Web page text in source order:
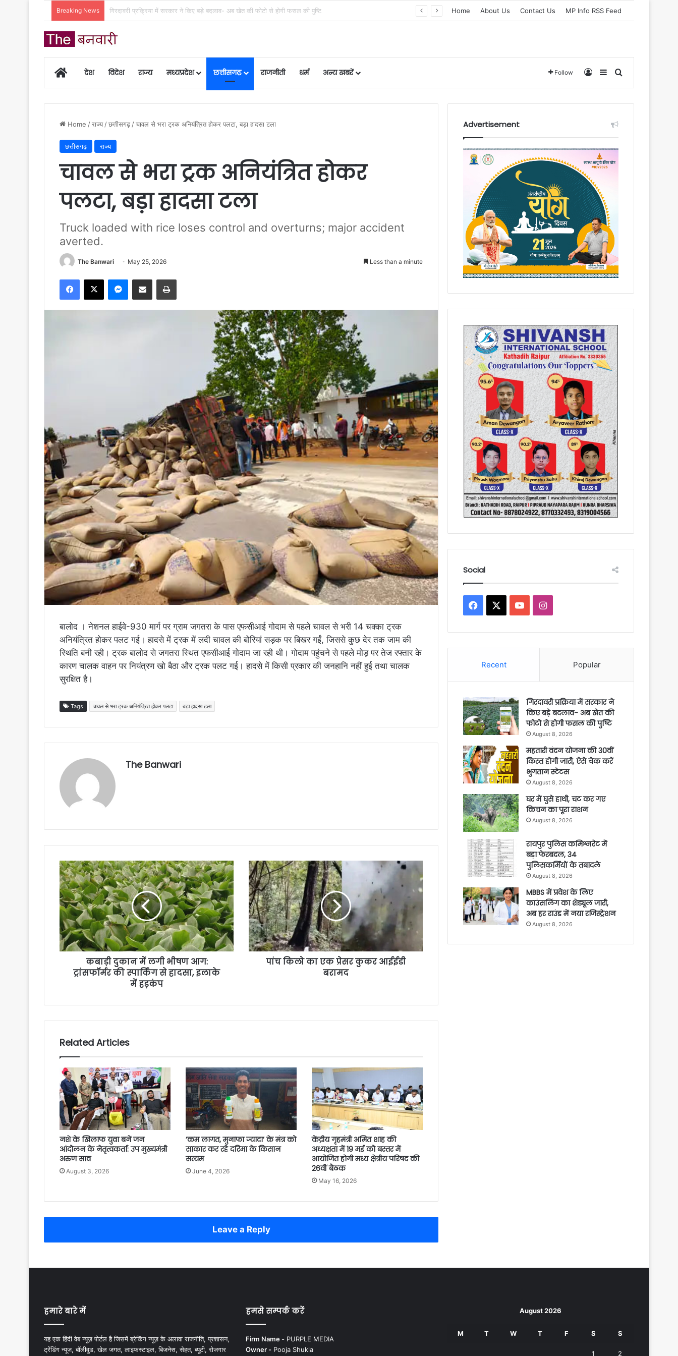
Breaking News महतारी वंदन योजना की 30वीं किस्त होगी जारी, ऐसे चेक करें भुगतान स्टेटस Home About Us Contact Us MP Info RSS Feed
Homeदेश विदेश राज्य मध्यप्रदेश छत्तीसगढ़ राजनीती धर्म अन्य खबरें Follow Log InSidebarSearch for
Home /राज्य /छत्तीसगढ़ /चावल से भरा ट्रक अनियंत्रित होकर पलटा, बड़ा हादसा टला
छत्तीसगढ़ राज्य
चावल से भरा ट्रक अनियंत्रित होकर
पलटा, बड़ा हादसा टला
Truck loaded with rice loses control and overturns; major accident
averted.
The Banwari May 25, 2026 Less than a minute
Facebook
X Messenger
Share via Email Print
बालोद । नेशनल हाईवे-930 मार्ग पर ग्राम जगतरा के पास एफसीआई गोदाम से पहले चावल से भरी 14 चक्का ट्रक
अनियंत्रित होकर पलट गई। हादसे में ट्रक में लदी चावल की बोरियां सड़क पर बिखर गईं, जिससे कुछ देर तक जाम की
स्थिति बनी रही। ट्रक बालोद से जगतरा स्थित एफसीआई गोदाम जा रही थी। गोदाम पहुंचने से पहले मोड़ पर तेज रफ्तार के
कारण चालक वाहन पर नियंत्रण खो बैठा और ट्रक पलट गई। हादसे में किसी प्रकार की जनहानि नहीं हुई तथा चालक
सुरक्षित है।
Tags चावल से भरा ट्रक अनियंत्रित होकर पलटा बड़ा हादसा टला
The Banwari
कबाड़ी दुकान में लगी भीषण आग:
ट्रांसफॉर्मर की स्पार्किंग से हादसा, इलाके
में हड़कंप
पांच किलो का एक प्रेसर कुकर आईईडी
बरामद
Related Articles
नशे के खिलाफ युवा बनें जन
आंदोलन के नेतृत्वकर्ता: उप मुख्यमंत्री
अरुण साव
August 3, 2026
’कम लागत, मुनाफा ज्यादा’ के मंत्र को
साकार कर रहे दरिमा के किसान
सत्यम
June 4, 2026
केंद्रीय गृहमंत्री अमित शाह की
अध्यक्षता में 19 मई को बस्तर में
आयोजित होगी मध्य क्षेत्रीय परिषद की
26वीं बैठक
May 16, 2026
Leave a Reply
Advertisement
Social
Facebook YouTubeInstagram
Recent Popular
गिरदावरी प्रक्रिया में सरकार ने
किए बड़े बदलाव- अब खेत की
फोटो से होगी फसल की पुष्टि
August 8, 2026
महतारी वंदन योजना की 30वीं
किस्त होगी जारी, ऐसे चेक करें
भुगतान स्टेटस
August 8, 2026
घर में घुसे हाथी, चट कर गए
किचन का पूरा राशन
August 8, 2026
रायपुर पुलिस कमिश्नरेट में
बड़ा फेरबदल, 34
पुलिसकर्मियों के तबादले
August 8, 2026
MBBS में प्रवेश के लिए
काउंसलिंग का शेड्यूल जारी,
अब हर राउंड में नया रजिस्ट्रेशन
August 8, 2026
हमारे बारे में
यह एक हिंदी वेब न्यूज़ पोर्टल है जिसमें ब्रेकिंग न्यूज़ के अलावा राजनीति, प्रशासन,
ट्रेंडिंग न्यूज, बॉलीवुड, खेल जगत, लाइफस्टाइल, बिजनेस, सेहत, ब्यूटी, रोजगार
हमसे सम्पर्क करें
Firm Name -PURPLE MEDIA
Owner -Pooja Shukla
August 2026
M T W T F S S
1 2